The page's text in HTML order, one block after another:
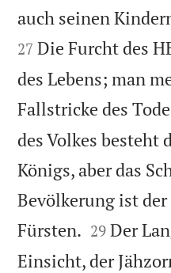
auch seinen
27 Die Furcht des
des Lebens; man
Fallstricke des
des Volkes besteht
Königs, aber das
Bevölkerung ist
Fürsten. 

29 Der
Einsicht, der